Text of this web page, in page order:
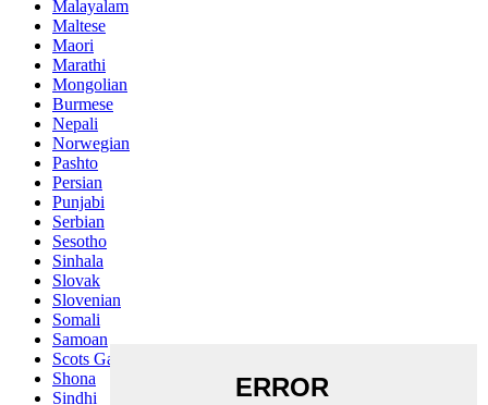
Malayalam
Maltese
Maori
Marathi
Mongolian
Burmese
Nepali
Norwegian
Pashto
Persian
Punjabi
Serbian
Sesotho
Sinhala
Slovak
Slovenian
Somali
Samoan
Scots Gaelic
Shona
Sindhi